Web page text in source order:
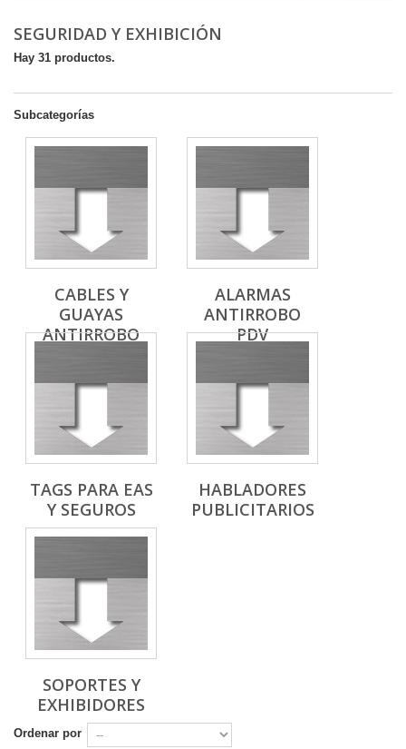
SEGURIDAD Y EXHIBICIÓN
Hay 31 productos.
Subcategorías
CABLES Y
GUAYAS
ANTIRROBO
ALARMAS
ANTIRROBO
PDV
TAGS PARA EAS
Y SEGUROS
HABLADORES
PUBLICITARIOS
SOPORTES Y
EXHIBIDORES
Ordenar por